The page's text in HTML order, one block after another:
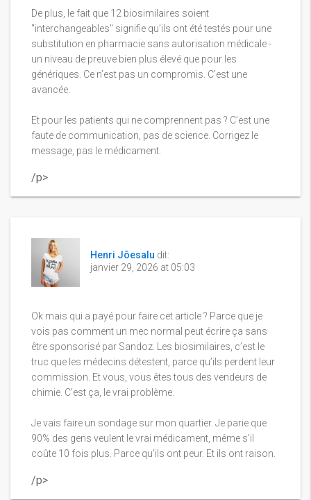
De plus, le fait que 12 biosimilaires soient
"interchangeables" signifie qu’ils ont été testés pour une
substitution en pharmacie sans autorisation médicale -
un niveau de preuve bien plus élevé que pour les
génériques. Ce n’est pas un compromis. C’est une
avancée.
Et pour les patients qui ne comprennent pas ? C’est une
faute de communication, pas de science. Corrigez le
message, pas le médicament.
/p>
Henri Jõesalu dit:
janvier 29, 2026 at 05:03
Ok mais qui a payé pour faire cet article ? Parce que je
vois pas comment un mec normal peut écrire ça sans
être sponsorisé par Sandoz. Les biosimilaires, c’est le
truc que les médecins détestent, parce qu’ils perdent leur
commission. Et vous, vous êtes tous des vendeurs de
chimie. C’est ça, le vrai problème.
Je vais faire un sondage sur mon quartier. Je parie que
90% des gens veulent le vrai médicament, même s’il
coûte 10 fois plus. Parce qu’ils ont peur. Et ils ont raison.
/p>